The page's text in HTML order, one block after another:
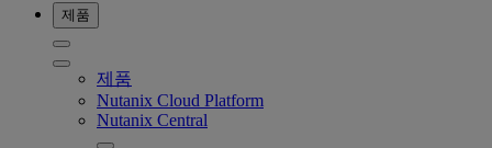
제품
제품
Nutanix Cloud Platform
Nutanix Central